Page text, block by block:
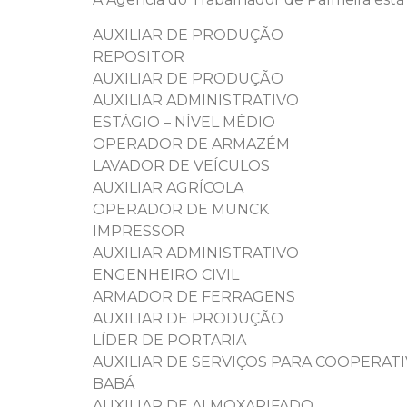
AUXILIAR DE PRODUÇÃO
REPOSITOR
AUXILIAR DE PRODUÇÃO
AUXILIAR ADMINISTRATIVO
ESTÁGIO – NÍVEL MÉDIO
OPERADOR DE ARMAZÉM
LAVADOR DE VEÍCULOS
AUXILIAR AGRÍCOLA
OPERADOR DE MUNCK
IMPRESSOR
AUXILIAR ADMINISTRATIVO
ENGENHEIRO CIVIL
ARMADOR DE FERRAGENS
AUXILIAR DE PRODUÇÃO
LÍDER DE PORTARIA
AUXILIAR DE SERVIÇOS PARA
BABÁ